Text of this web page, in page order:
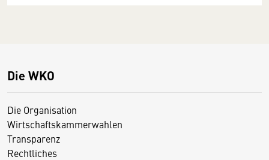
Die WKO
Die Organisation
Wirtschaftskammerwahlen
Transparenz
Rechtliches